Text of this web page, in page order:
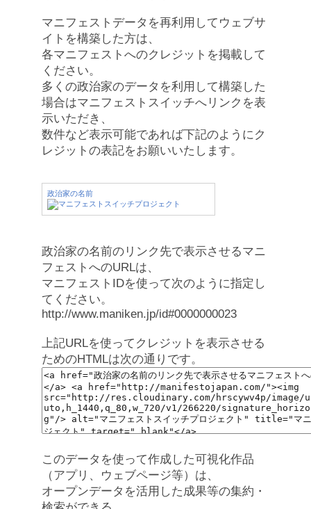
マニフェストデータを再利用してウェブサ
イトを構築した方は、
各マニフェストへのクレジットを掲載して
ください。
多くの政治家のデータを利用して構築した
場合はマニフェストスイッチへリンクを表
示いただき、
数件など表示可能であれば下記のようにク
レジットの表記をお願いいたします。
政治家の名前
政治家の名前のリンク先で表示させるマニ
フェストへのURLは、
マニフェストIDを使って次のように指定し
てください。
http://www.maniken.jp/id#0000000023
上記URLを使ってクレジットを表示させる
ためのHTMLは次の通りです。
このデータを使って作成した可視化作品
（アプリ、ウェブページ等）は、
オープンデータを活用した成果等の集約・